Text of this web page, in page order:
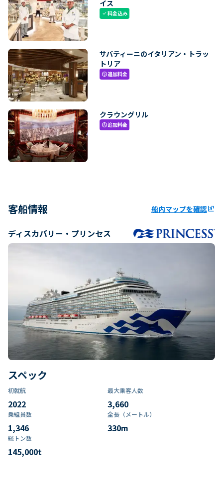
イス
check料金込み
サバティーニのイタリアン・トラッ
トリア
paid追加料金
クラウングリル
paid追加料金
客船情報 船内マップを確認ungroup
ディスカバリー・プリンセス
スペック
初就航
2022
最大乗客人数
3,660
乗組員数​
1,346
全長（メートル）
330m
総トン数​
145,000t